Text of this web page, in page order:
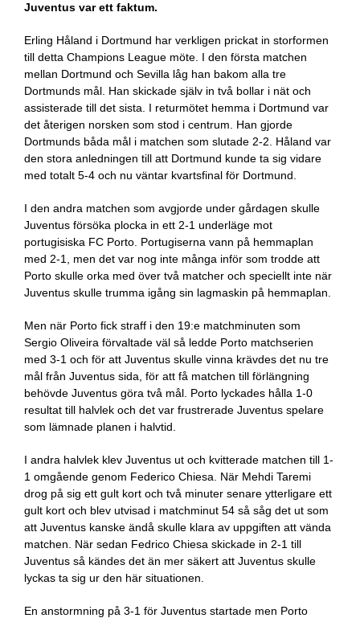
Juventus var ett faktum.
Erling Håland i Dortmund har verkligen prickat in storformen
till detta Champions League möte. I den första matchen
mellan Dortmund och Sevilla låg han bakom alla tre
Dortmunds mål. Han skickade själv in två bollar i nät och
assisterade till det sista. I returmötet hemma i Dortmund var
det återigen norsken som stod i centrum. Han gjorde
Dortmunds båda mål i matchen som slutade 2-2. Håland var
den stora anledningen till att Dortmund kunde ta sig vidare
med totalt 5-4 och nu väntar kvartsfinal för Dortmund.
I den andra matchen som avgjorde under gårdagen skulle
Juventus försöka plocka in ett 2-1 underläge mot
portugisiska FC Porto. Portugiserna vann på hemmaplan
med 2-1, men det var nog inte många inför som trodde att
Porto skulle orka med över två matcher och speciellt inte när
Juventus skulle trumma igång sin lagmaskin på hemmaplan.
Men när Porto fick straff i den 19:e matchminuten som
Sergio Oliveira förvaltade väl så ledde Porto matchserien
med 3-1 och för att Juventus skulle vinna krävdes det nu tre
mål från Juventus sida, för att få matchen till förlängning
behövde Juventus göra två mål. Porto lyckades hålla 1-0
resultat till halvlek och det var frustrerade Juventus spelare
som lämnade planen i halvtid.
I andra halvlek klev Juventus ut och kvitterade matchen till 1-
1 omgående genom Federico Chiesa. När Mehdi Taremi
drog på sig ett gult kort och två minuter senare ytterligare ett
gult kort och blev utvisad i matchminut 54 så såg det ut som
att Juventus kanske ändå skulle klara av uppgiften att vända
matchen. När sedan Fedrico Chiesa skickade in 2-1 till
Juventus så kändes det än mer säkert att Juventus skulle
lyckas ta sig ur den här situationen.
En anstormning på 3-1 för Juventus startade men Porto